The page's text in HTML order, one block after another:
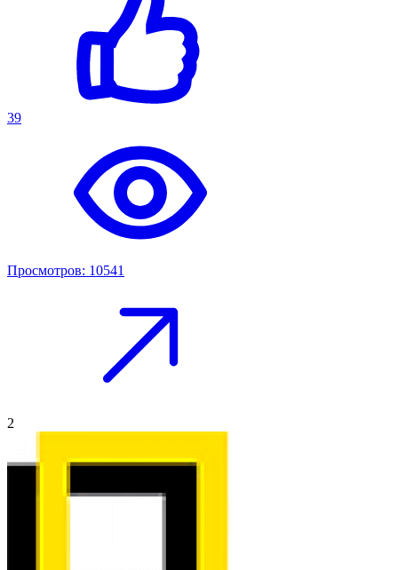
39
Просмотров: 10541
2